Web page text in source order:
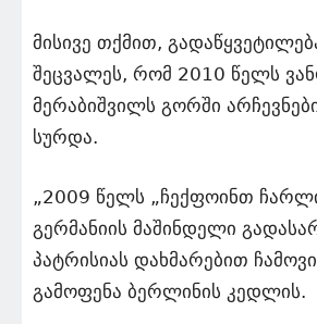
მისივე თქმით,
შეცვალეს, რომ 2010 წელს
მერაბიშვილს გორში
სურდა.
„2009 წელს „ჩექფოინთ
გერმანიის მაშინდელი
პატრისიას დახმარებით
გამოფენა ბერლინის კედლის.